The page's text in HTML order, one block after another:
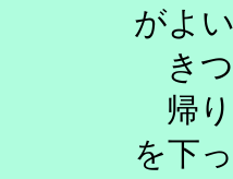
がよい
きつ
帰り
を下